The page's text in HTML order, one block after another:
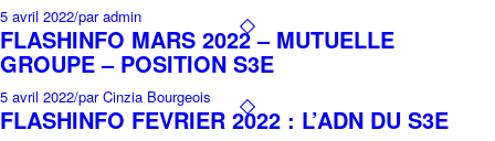
5 avril 2022/par admin
FLASHINFO MARS 2022 – MUTUELLE
GROUPE – POSITION S3E
5 avril 2022/par Cinzia Bourgeois
FLASHINFO FEVRIER 2022 : L’ADN DU S3E